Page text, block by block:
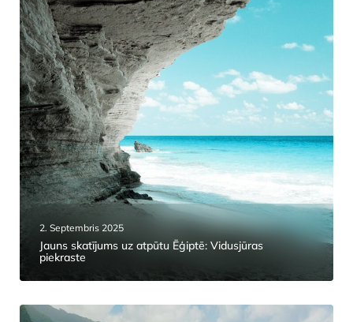
2. Septembris 2025
Jauns skatījums uz atpūtu Ēģiptē: Vidusjūras
piekraste